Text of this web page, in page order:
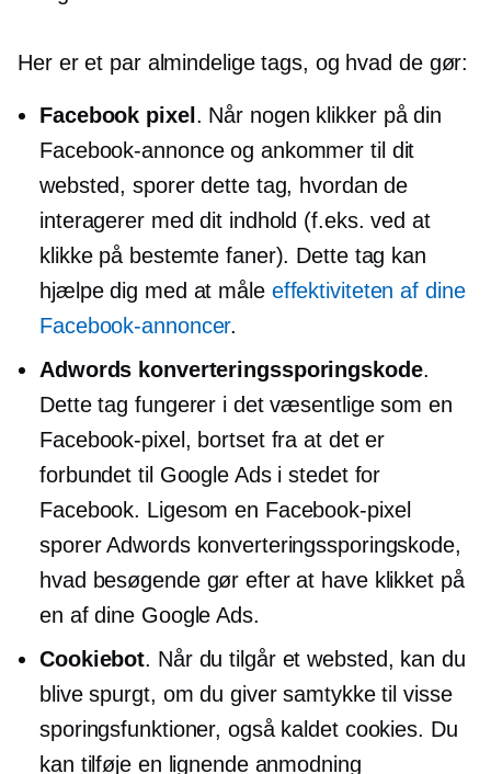
Her er et par almindelige tags, og hvad de gør:
Facebook pixel . Når nogen klikker på din
Facebook-annonce og ankommer til dit
websted, sporer dette tag, hvordan de
interagerer med dit indhold (f.eks. ved at
klikke på bestemte faner). Dette tag kan
hjælpe dig med at måle effektiviteten af ​​dine
Facebook-annoncer.
Adwords konverteringssporingskode.
Dette tag fungerer i det væsentlige som en
Facebook-pixel, bortset fra at det er
forbundet til Google Ads i stedet for
Facebook. Ligesom en Facebook-pixel
sporer Adwords konverteringssporingskode,
hvad besøgende gør efter at have klikket på
en af ​​dine Google Ads.
Cookiebot. Når du tilgår et websted, kan du
blive spurgt, om du giver samtykke til visse
sporingsfunktioner, også kaldet cookies. Du
kan tilføje en lignende anmodning